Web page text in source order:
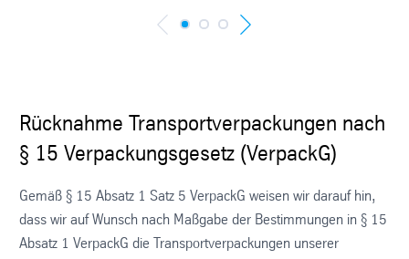
Rücknahme Transportverpackungen nach
§ 15 Verpackungsgesetz (VerpackG)
Gemäß § 15 Absatz 1 Satz 5 VerpackG weisen wir darauf hin,
dass wir auf Wunsch nach Maßgabe der Bestimmungen in § 15
Absatz 1 VerpackG die Transportverpackungen unserer